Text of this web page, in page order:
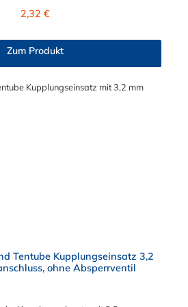
Regulärer Preis:
2,32 €
Zum Produkt
Tentube Kupplungseinsatz 3,2
ohne Absperrventil